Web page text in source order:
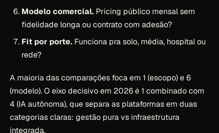
Modelo comercial. Pricing público mensal sem
fidelidade longa ou contrato com adesão?
Fit por porte. Funciona pra solo, média, hospital ou
rede?
A maioria das comparações foca em 1 (escopo) e 6
(modelo). O eixo decisivo em 2026 é 1 combinado com
4 (IA autônoma), que separa as plataformas em duas
categorias claras: gestão pura vs infraestrutura
integrada.